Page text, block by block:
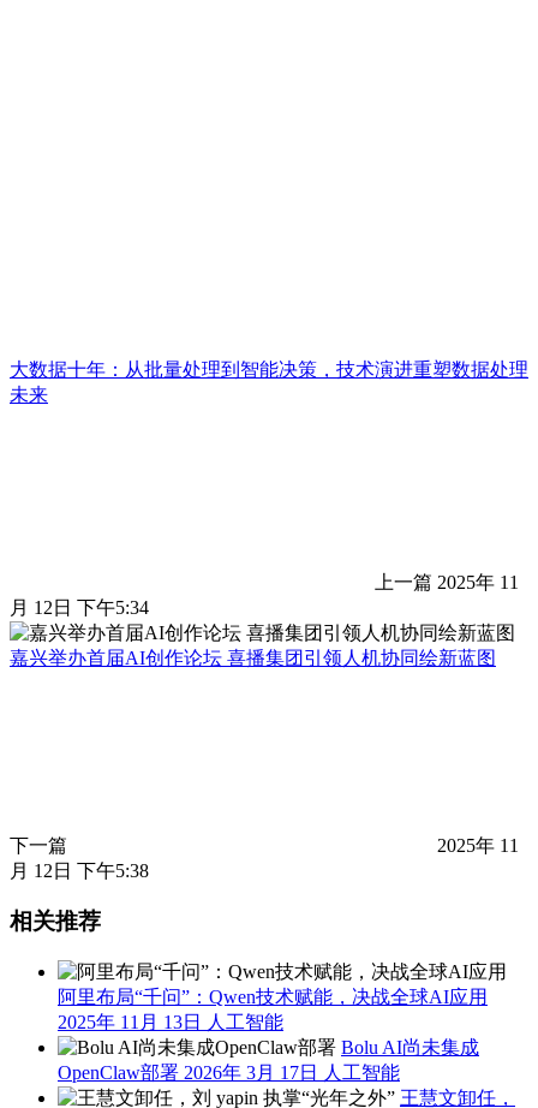
大数据十年：从批量处理到智能决策，技术演进重塑数据处理
未来
上一篇 2025年 11
月 12日 下午5:34
嘉兴举办首届AI创作论坛 喜播集团引领人机协同绘新蓝图
下一篇
2025年 11
月 12日 下午5:38
相关推荐
阿里布局“千问”：Qwen技术赋能，决战全球AI应用
2025年 11月 13日
人工智能
Bolu AI尚未集成
OpenClaw部署 2026年 3月 17日
人工智能
王慧文卸任，